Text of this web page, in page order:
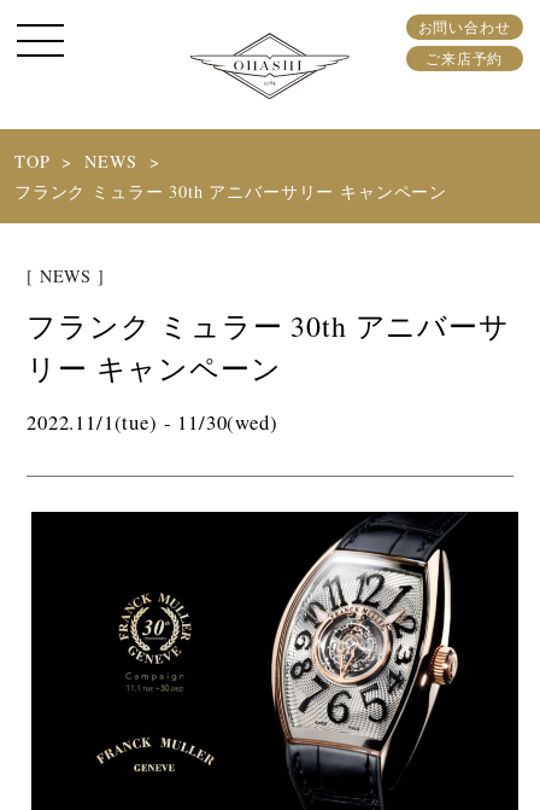
お問い合わせ
ご来店予約
TOP
NEWS
フランク ミュラー 30th アニバーサリー キャンペーン
[ NEWS ]
フランク ミュラー 30th アニバーサ
リー キャンペーン
2022.11/1(tue) - 11/30(wed)